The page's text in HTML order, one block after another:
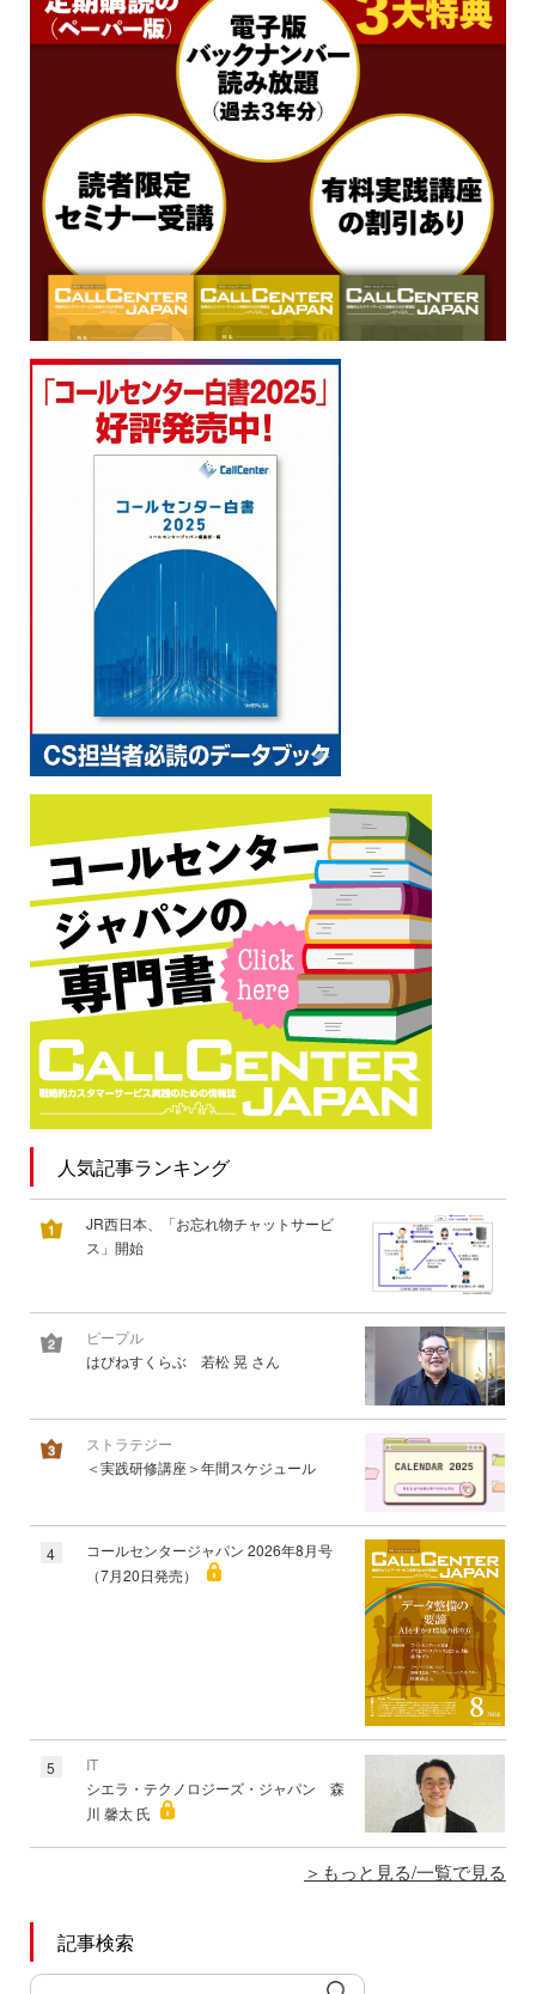
人気記事ランキング
JR西日本、「お忘れ物チャットサービ
ス」開始
ピープル
はぴねすくらぶ 若松 晃 さん
ストラテジー
＜実践研修講座＞年間スケジュール
4
コールセンタージャパン 2026年8月号
（7月20日発売）
5
IT
シエラ・テクノロジーズ・ジャパン 森
川 馨太 氏
もっと見る/一覧で見る
記事検索